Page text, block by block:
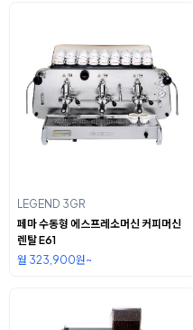
LEGEND 3GR
페마 수동형 에스프레소머신 커피머신
렌탈 E61
월 323,900원~